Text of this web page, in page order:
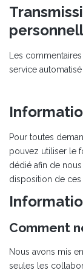
Les
service
Pour toutes
pouvez utiliser le
dédié afin de
disposition de ces
Comment
Nous avons mis
seules les